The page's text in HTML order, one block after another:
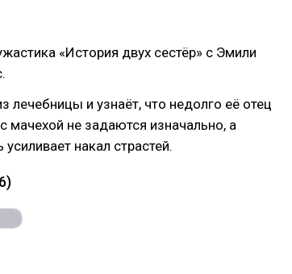
«История двух сестёр» с Эмили
лечебницы и узнаёт, что недолго её отец
не задаются изначально, а
накал страстей.